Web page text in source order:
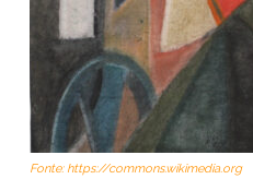
Fonte: https://commons.wikimedia.org